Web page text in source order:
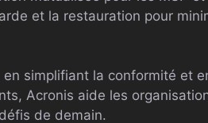
et la restauration pour
simplifiant la conformité et
Acronis aide les
de demain.​​